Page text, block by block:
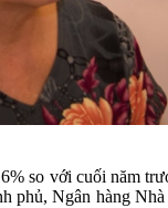
so với cuối năm
phủ, Ngân hàng